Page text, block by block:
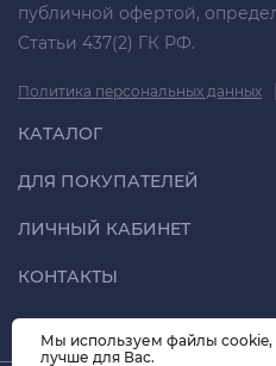
публичной офертой,
Статьи 437(2) ГК РФ.
Политика персональных данных |
КАТАЛОГ
ДЛЯ ПОКУПАТЕЛЕЙ
ЛИЧНЫЙ КАБИНЕТ
КОНТАКТЫ
Мы используем файлы cookie,
лучше для Вас.